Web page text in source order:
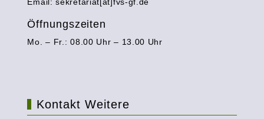
Öffnungszeiten
Mo. – Fr.: 08.00 Uhr – 13.00 Uhr
Kontakt Weitere